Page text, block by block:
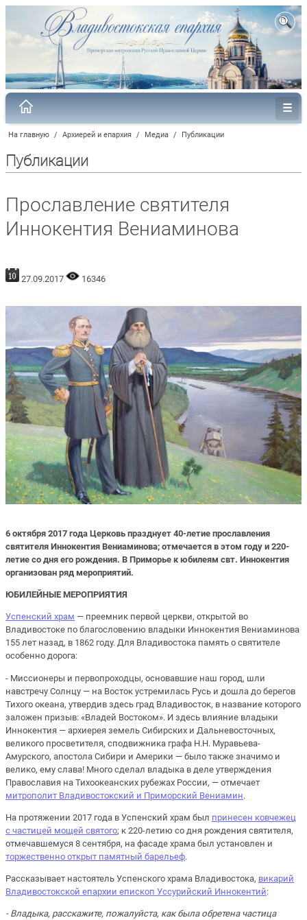
На главную / Архиерей и епархия / Медиа / Публикации
Публикации
Прославление святителя
Иннокентия Вениаминова
27.09.2017 16346
6 октября 2017 года Церковь празднует 40-летие прославления
святителя Иннокентия Вениаминова; отмечается в этом году и 220-
летие со дня его рождения. В Приморье к юбилеям свт. Иннокентия
организован ряд мероприятий.
ЮБИЛЕЙНЫЕ МЕРОПРИЯТИЯ
Успенский храм — преемник первой церкви, открытой во
Владивостоке по благословению владыки Иннокентия Вениаминова
155 лет назад, в 1862 году. Для Владивостока память о святителе
особенно дорога:
- Миссионеры и первопроходцы, основавшие наш город, шли
навстречу Солнцу — на Восток устремилась Русь и дошла до берегов
Тихого океана, утвердив здесь град Владивосток, в название которого
заложен призыв: «Владей Востоком». И здесь влияние владыки
Иннокентия — архиерея земель Сибирских и Дальневосточных,
великого просветителя, сподвижника графа Н.Н. Муравьева-
Амурского, апостола Сибири и Америки — было также значимо и
велико, ему слава! Много сделал владыка в деле утверждения
Православия на Тихоокеанских рубежах России, — отмечает
митрополит Владивостокский и Приморский Вениамин.
На протяжении 2017 года в Успенский храм был принесен ковчежец
с частицей мощей святого; к 220-летию со дня рождения святителя,
отмечавшемуся 8 сентября, на фасаде храма был установлен и
торжественно открыт памятный барельеф.
Рассказывает настоятель Успенского храма Владивостока, викарий
Владивостокской епархии епископ Уссурийский Иннокентий:
- Владыка, расскажите, пожалуйста, как была обретена частица